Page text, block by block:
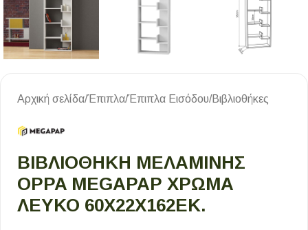
Αρχική σελίδα/Έπιπλα/Έπιπλα Εισόδου/Βιβλιοθήκες
ΒΙΒΛΙΟΘΉΚΗ ΜΕΛΑΜΊΝΗΣ
OPPA MEGAPAP ΧΡΏΜΑ
ΛΕΥΚΌ 60X22X162ΕΚ.